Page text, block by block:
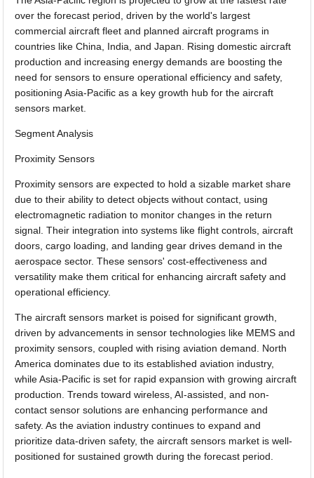
over the forecast period, driven by the world's largest
commercial aircraft fleet and planned aircraft programs in
countries like China, India, and Japan. Rising domestic aircraft
production and increasing energy demands are boosting the
need for sensors to ensure operational efficiency and safety,
positioning Asia-Pacific as a key growth hub for the aircraft
sensors market.
Segment Analysis
Proximity Sensors
Proximity sensors are expected to hold a sizable market share
due to their ability to detect objects without contact, using
electromagnetic radiation to monitor changes in the return
signal. Their integration into systems like flight controls, aircraft
doors, cargo loading, and landing gear drives demand in the
aerospace sector. These sensors' cost-effectiveness and
versatility make them critical for enhancing aircraft safety and
operational efficiency.
The aircraft sensors market is poised for significant growth,
driven by advancements in sensor technologies like MEMS and
proximity sensors, coupled with rising aviation demand. North
America dominates due to its established aviation industry,
while Asia-Pacific is set for rapid expansion with growing aircraft
production. Trends toward wireless, AI-assisted, and non-
contact sensor solutions are enhancing performance and
safety. As the aviation industry continues to expand and
prioritize data-driven safety, the aircraft sensors market is well-
positioned for sustained growth during the forecast period.